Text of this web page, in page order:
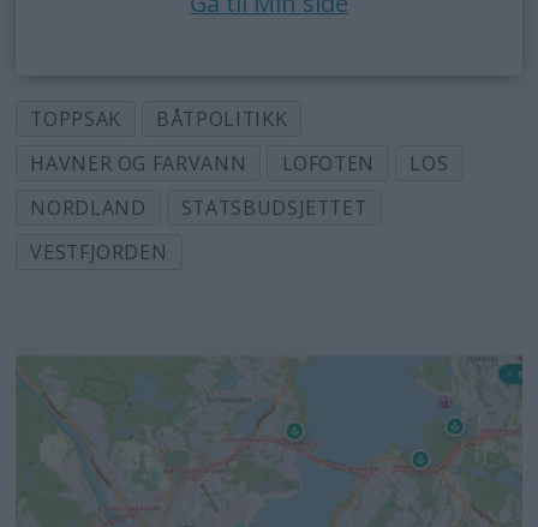
TOPPSAK
BÅTPOLITIKK
HAVNER OG FARVANN
LOFOTEN
LOS
NORDLAND
STATSBUDSJETTET
VESTFJORDEN